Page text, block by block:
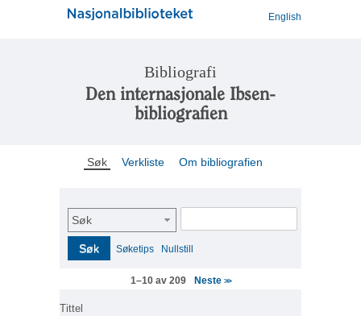
English
Bibliografi
Den internasjonale Ibsen-
bibliografien
Søk Verkliste Om bibliografien
Søk
Søk Søketips Nullstill
1–10 av 209 Neste >>
Tittel